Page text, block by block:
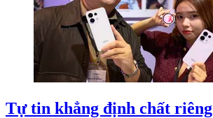
Tự tin khẳng định chất riêng